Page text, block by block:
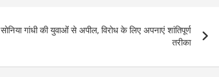
सोनिया गांधी की युवाओंं से अपील, विरोध के लिए अपनाएं शांतिपूर्ण
तरीका